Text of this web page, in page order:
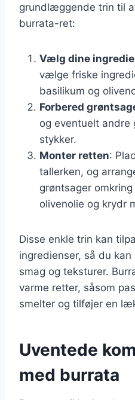
grundlæggende trin til
burrata-ret:
Vælg dine
vælge friske
basilikum og
Forbered
og eventuelt andre
stykker.
Monter retten:
tallerken, og
grøntsager
olivenolie og krydr
Disse enkle trin kan
ingredienser, så du
smag og teksturer.
varme retter, såsom
smelter og tilføjer en
Uventede
med burrata